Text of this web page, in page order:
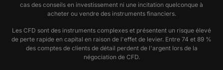
cas des conseils en investissement ni une incitation quelconque à
acheter ou vendre des instruments financiers.
Les CFD sont des instruments complexes et présentent un risque élevé
de perte rapide en capital en raison de l'effet de levier. Entre 74 et 89 %
des comptes de clients de détail perdent de l'argent lors de la
négociation de CFD.